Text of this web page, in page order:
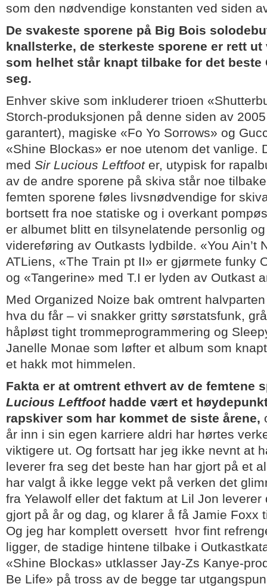
som den nødvendige konstanten ved siden
De svakeste sporene på Big Bois
knallsterke, de sterkeste sporene er rett
som helhet står knapt tilbake for det beste
seg.
Enhver skive som inkluderer trioen
Storch-produksjonen på denne siden av
garantert), magiske «Fo Yo Sorrows» og
«Shine Blockas» er noe utenom det vanlige.
med Sir Lucious Leftfooter, utypisk for
av de andre sporene på skiva står noe
femten sporene føles livsnødvendige for
bortsett fra noe statiske og i overkant
er albumet blitt en tilsynelatende personlig
videreføring av Outkasts lydbilde. «You Ain’t
ATLiens, «The Train pt II» er gjørmete funky
og «Tangerine» med T.I er lyden av Outkast
Med Organized Noize bak omtrent
hva du får – vi snakker gritty sørstatsfunk,
håpløst tight trommeprogrammering og
Janelle Monae som løfter et album som
et hakk mot himmelen.
Fakta er at omtrent ethvert av de femtene
Lucious Leftfoothadde vært et
rapskiver som har kommet de siste årene,
år inn i sin egen karriere aldri har hørtes
viktigere ut. Og fortsatt har jeg ikke nevnt at
leverer fra seg det beste han har gjort på et
har valgt å ikke legge vekt på verken det
fra Yelawolf eller det faktum at Lil Jon leverer
gjort på år og dag, og klarer å få Jamie Foxx
Og jeg har komplett oversett hvor fint
ligger, de stadige hintene tilbake i
«Shine Blockas» utklasser Jay-Zs Kanye-
Be Life» på tross av de begge tar